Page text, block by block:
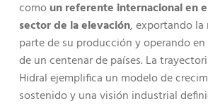
comoun referente internacional en
sector de la elevación, exportando la
parte de su producción y operando en
de un centenar de países. La
Hidral ejemplifica un modelo de
sostenido y una visión industrial